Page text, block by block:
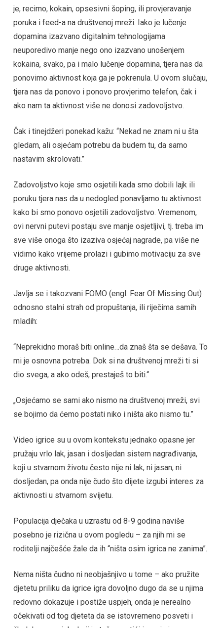
je, recimo, kokain, opsesivni šoping, ili provjeravanje
poruka i feed-a na društvenoj mreži. Iako je lučenje
dopamina izazvano digitalnim tehnologijama
neuporedivo manje nego ono izazvano unošenjem
kokaina, svako, pa i malo lučenje dopamina, tjera nas da
ponovimo aktivnost koja ga je pokrenula. U ovom slučaju,
tjera nas da ponovo i ponovo provjerimo telefon, čak i
ako nam ta aktivnost više ne donosi zadovoljstvo.
Čak i tinejdžeri ponekad kažu: “Nekad ne znam ni u šta
gledam, ali osjećam potrebu da budem tu, da samo
nastavim skrolovati.”
Zadovoljstvo koje smo osjetili kada smo dobili lajk ili
poruku tjera nas da u nedogled ponavljamo tu aktivnost
kako bi smo ponovo osjetili zadovoljstvo. Vremenom,
ovi nervni putevi postaju sve manje osjetljivi, tj. treba im
sve više onoga što izaziva osjećaj nagrade, pa više ne
vidimo kako vrijeme prolazi i gubimo motivaciju za sve
druge aktivnosti.
Javlja se i takozvani FOMO (engl. Fear Of Missing Out)
odnosno stalni strah od propuštanja, ili riječima samih
mladih:
“Neprekidno moraš biti online…da znaš šta se dešava. To
mi je osnovna potreba. Dok si na društvenoj mreži ti si
dio svega, a ako odeš, prestaješ to biti.“
„Osjećamo se sami ako nismo na društvenoj mreži, svi
se bojimo da ćemo postati niko i ništa ako nismo tu.”
Video igrice su u ovom kontekstu jednako opasne jer
pružaju vrlo lak, jasan i dosljedan sistem nagrađivanja,
koji u stvarnom životu često nije ni lak, ni jasan, ni
dosljedan, pa onda nije čudo što dijete izgubi interes za
aktivnosti u stvarnom svijetu.
Populacija dječaka u uzrastu od 8-9 godina naviše
posebno je rizična u ovom pogledu – za njih mi se
roditelji najčešće žale da ih “ništa osim igrica ne zanima”.
Nema ništa čudno ni neobjašnjivo u tome – ako pružite
djetetu priliku da igrice igra dovoljno dugo da se u njima
redovno dokazuje i postiže uspjeh, onda je nerealno
očekivati od tog djeteta da se istovremeno posveti i